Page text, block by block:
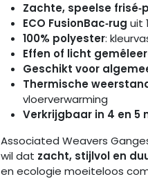
Zachte, speelse
ECO FusionBac‑rug uit
100% polyester:
Effen of licht
Geschikt voor
Thermische
vloerverwarming
Verkrijgbaar in 4 en 5
Associated Weavers
wil dat zacht, stijlvol en
en ecologie moeiteloos